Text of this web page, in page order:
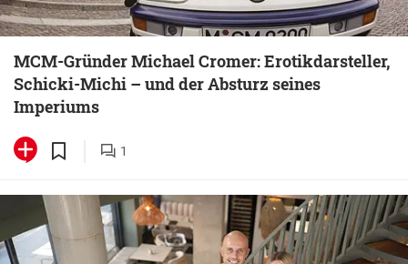
MCM-Gründer Michael Cromer: Erotikdarsteller,
Schicki-Michi – und der Absturz seines
Imperiums
1